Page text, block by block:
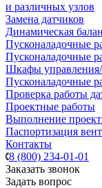
и различных узлов
Замена датчиков
Динамическая
Пусконаладочные
Пусконаладочные
Шкафы управления/
Пусконаладочные
Проверка работы
Проектные работы
Выполнение
Паспортизация
Контакты
8 (800) 234-01-01
Заказать звонок
Задать вопрос